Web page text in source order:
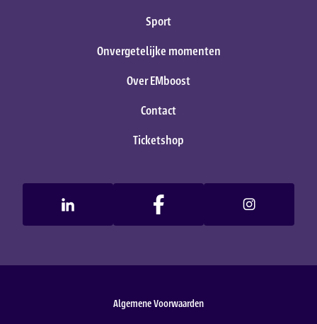
Sport
Onvergetelijke momenten
Over EMboost
Contact
Ticketshop
Algemene Voorwaarden